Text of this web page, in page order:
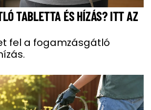
TABLETTA ÉS HÍZÁS? ITT AZ
fel a fogamzásgátló